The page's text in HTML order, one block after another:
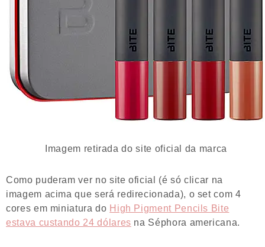
Imagem retirada do site oficial da marca
Como puderam ver no site oficial (é só clicar na
imagem acima que será redirecionada), o set com 4
cores em miniatura do High Pigment Pencils Bite
estava custando 24 dólares na Séphora americana.